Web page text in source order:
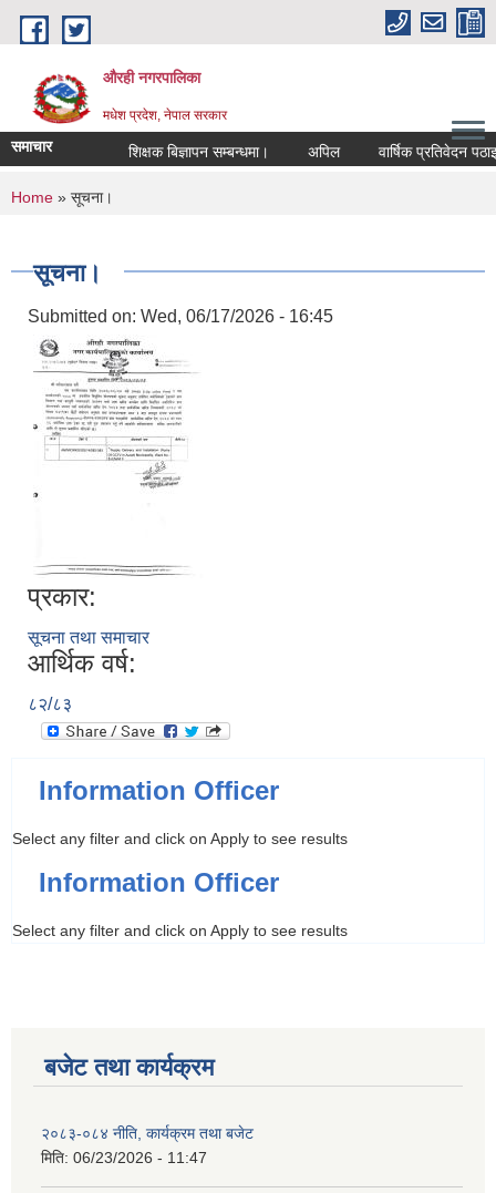
Skip to main content
औरही नगरपालिका
मधेश प्रदेश, नेपाल सरकार
समाचार शिक्षक बिज्ञापन सम्बन्धमा। अपिल वार्षिक प्रतिवेदन
You are here
Home » सूचना।
सूचना।
Submitted on: Wed, 06/17/2026 - 16:45
प्रकार:
सूचना तथा समाचार
आर्थिक वर्ष:
८२/८३
Information Officer
Select any filter and click on Apply to see results
Information Officer
Select any filter and click on Apply to see results
बजेट तथा कार्यक्रम
२०८३-०८४ नीति, कार्यक्रम तथा बजेट
मिति: 06/23/2026 - 11:47